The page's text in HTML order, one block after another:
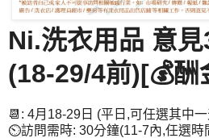
Ni.洗衣用品 意
(18-29/4前)[💰酬
📆: 4月18-29日 (平日,可任選其中
⏲️訪問需時: 30分鐘(11-7內,任選時